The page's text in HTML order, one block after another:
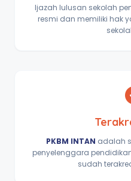
Ijazah lulusan sekolah
resmi dan memiliki hak
PKBM INTAN adalah
penyelenggara
sudah